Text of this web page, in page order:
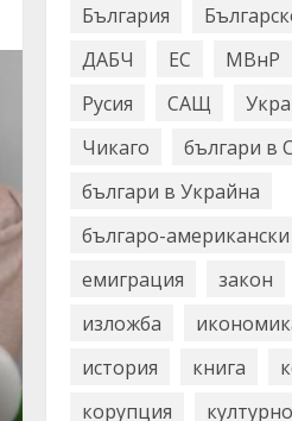
България
ДАБЧ
ЕС МВнР
Русия
САЩ
Чикаго
българи в
българи в Украйна
българо-американски
емиграция
закон
изложба
история
книга
корупция
културно